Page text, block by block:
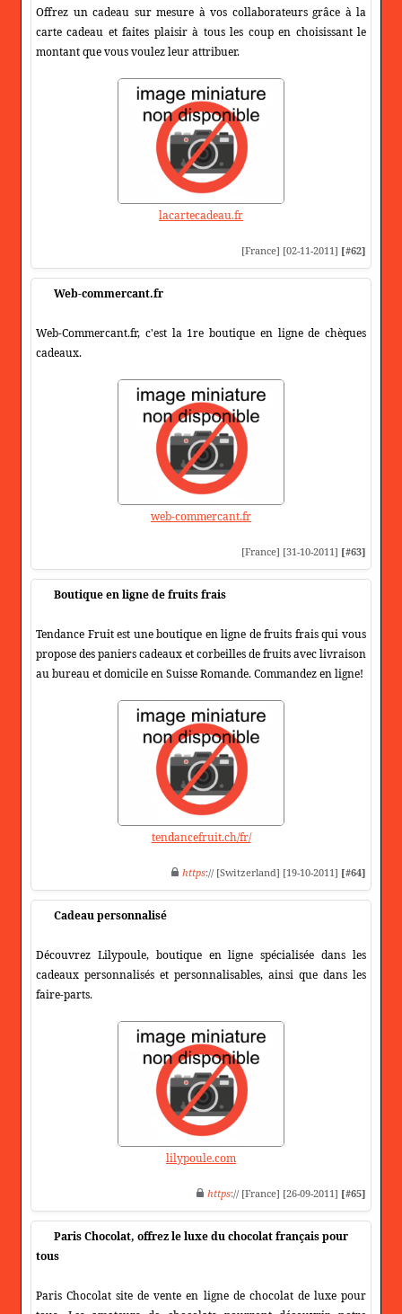
Offrez un cadeau sur mesure à vos collaborateurs grâce à la
carte cadeau et faites plaisir à tous les coup en choisissant le
montant que vous voulez leur attribuer.
lacartecadeau.fr
[France] [02-11-2011] [#62]
Web-commercant.fr
Web-Commercant.fr, c'est la 1re boutique en ligne de chèques
cadeaux.
web-commercant.fr
[France] [31-10-2011] [#63]
Boutique en ligne de fruits frais
Tendance Fruit est une boutique en ligne de fruits frais qui vous
propose des paniers cadeaux et corbeilles de fruits avec livraison
au bureau et domicile en Suisse Romande. Commandez en ligne!
tendancefruit.ch/fr/
https:// [Switzerland] [19-10-2011] [#64]
Cadeau personnalisé
Découvrez Lilypoule, boutique en ligne spécialisée dans les
cadeaux personnalisés et personnalisables, ainsi que dans les
faire-parts.
lilypoule.com
https:// [France] [26-09-2011] [#65]
Paris Chocolat, offrez le luxe du chocolat français pour
tous
Paris Chocolat site de vente en ligne de chocolat de luxe pour